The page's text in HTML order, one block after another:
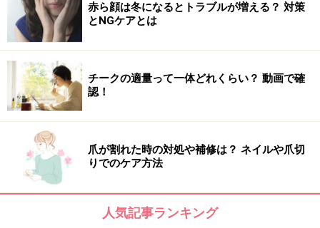
赤ら顔は冬になるとトラブルが増える？ 対策
とNGケアとは
チークの適量って一体どれくらい？ 動画で確
認！
爪が割れた時の対処や補修は？ ネイルや爪切
りでのケア方法
人気記事ランキング